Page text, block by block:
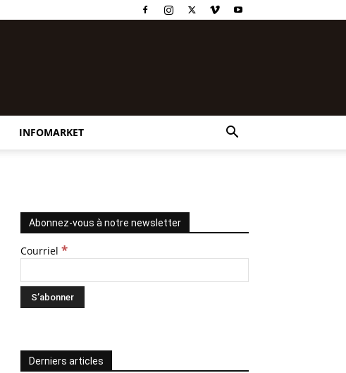
INFOMARKET
Abonnez-vous à notre newsletter
Courriel *
Derniers articles